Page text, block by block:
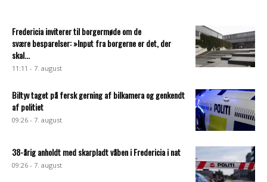
Fredericia inviterer til borgermøde om de
svære besparelser: »Input fra borgerne er det, der
skal...
11:11 - 7. august
Biltyv taget på fersk gerning af bilkamera og genkendt
af politiet
09:26 - 7. august
38-årig anholdt med skarpladt våben i Fredericia i nat
09:26 - 7. august